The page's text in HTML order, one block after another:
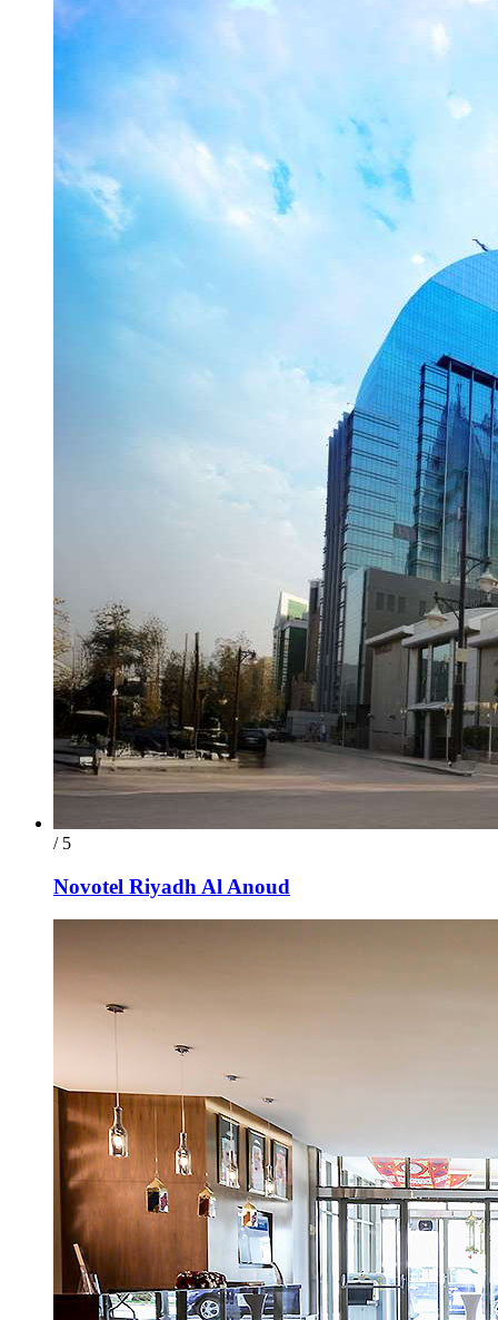
/ 5
Novotel Riyadh Al Anoud